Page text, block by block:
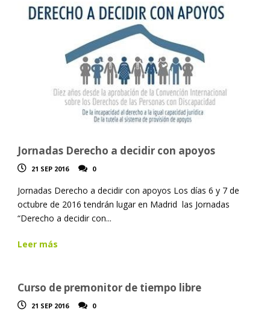
Jornadas Derecho a decidir con apoyos
21 SEP 2016 0
Jornadas Derecho a decidir con apoyos Los días 6 y 7 de
octubre de 2016 tendrán lugar en Madrid las Jornadas
“Derecho a decidir con...
Leer más
Curso de premonitor de tiempo libre
21 SEP 2016 0